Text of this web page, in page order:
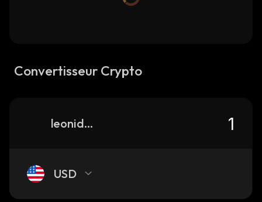
Convertisseur Crypto
leonidas-token
USD